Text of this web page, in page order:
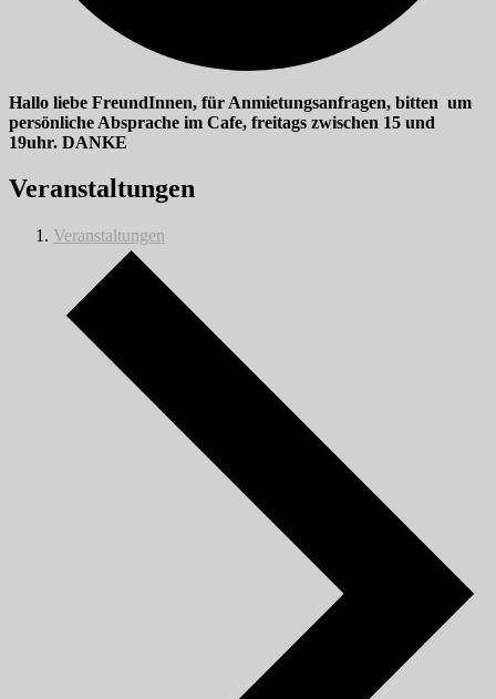
Hallo liebe FreundInnen, für Anmietungsanfragen, bitten um
persönliche Absprache im Cafe, freitags zwischen 15 und
19uhr. DANKE
Veranstaltungen
Veranstaltungen